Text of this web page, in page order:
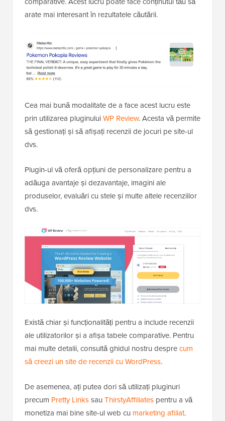
arate mai interesant în rezultatele căutării.
Cea mai bună modalitate de a face acest lucru este
prin utilizarea pluginuluiWP Review. Acesta vă permite
să gestionați și să afișați recenzii de jocuri pe site-ul
dvs.
Plugin-ul vă oferă opțiuni de personalizare pentru a
adăuga avantaje și dezavantaje, imagini ale
produselor, evaluări cu stele și multe altele recenziilor
dvs.
Există chiar și funcționalități pentru a include recenzii
ale utilizatorilor și a afișa tabele comparative. Pentru
mai multe detalii, consultă ghidul nostru desprecum
să creezi un site de recenzii cu WordPress.
De asemenea, ați putea dori să utilizați pluginuri
precum Pretty Linkssau ThirstyAffiliates pentru a vă
monetiza mai bine site-ul web cu marketing afiliat.